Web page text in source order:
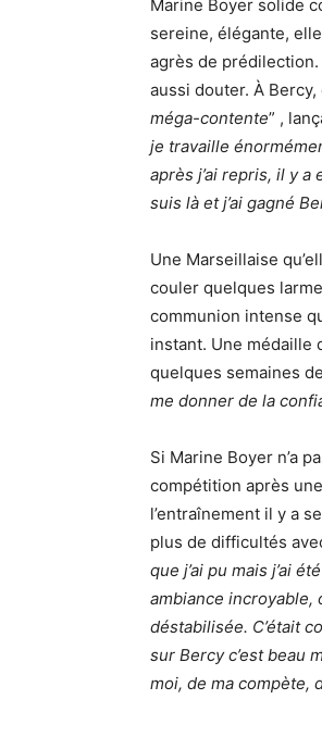
Marine Boyer solide
sereine, élégante,
agrès de
aussi douter. À
méga-contente” ,
je travaille
après j’ai repris, il y a
suis là et j’ai gagné
Une Marseillaise
couler quelques
communion intense
instant. Une médaille
quelques semaines
me donner de la
Si Marine Boyer n’a
compétition après
l’entraînement il y a
plus de difficultés
que j’ai pu mais j’ai
ambiance incroyable,
déstabilisée. C’était
sur Bercy c’est beau
moi, de ma compète,